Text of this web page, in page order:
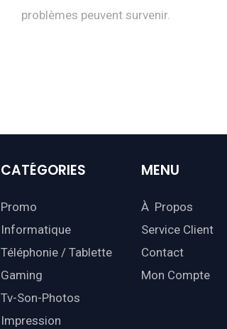
problèmes peuvent survenir.
CATÉGORIES
Promo
Informatique
Téléphonie / Tablette
Gaming
Tv-Son-Photos
Impression
MENU
À Propos
Service Client
Contact
Mon Compte